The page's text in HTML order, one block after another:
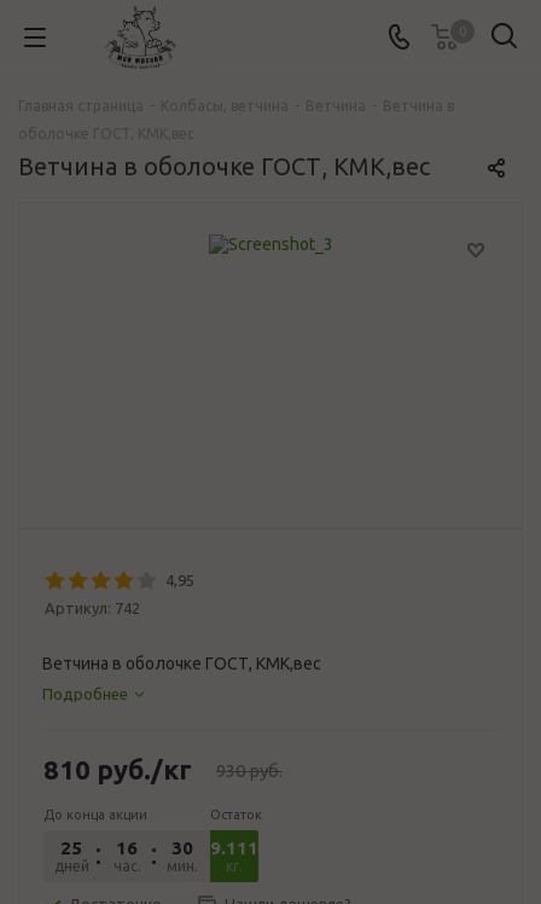
Ветчина в оболочке ГОСТ, КМК,вес
4,95
Артикул: 742
Ветчина в оболочке ГОСТ, КМК,вес
Подробнее
810 руб./кг 930руб.
До конца акции
25
дней
16
час.
30
мин.
52
сек.
Остаток
9.111
кг.